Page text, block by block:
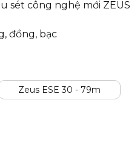
sét công nghệ mới ZEUS
đồng, bạc
Zeus ESE 30 - 79m